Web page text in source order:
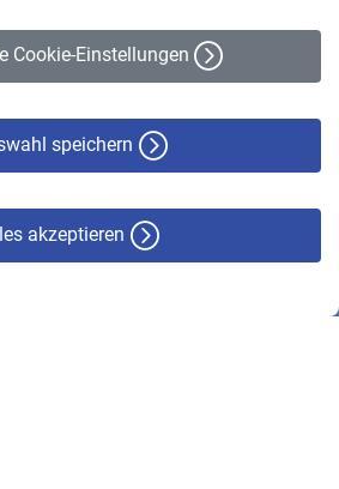
Cookie-Einstellungen
speichern
akzeptieren